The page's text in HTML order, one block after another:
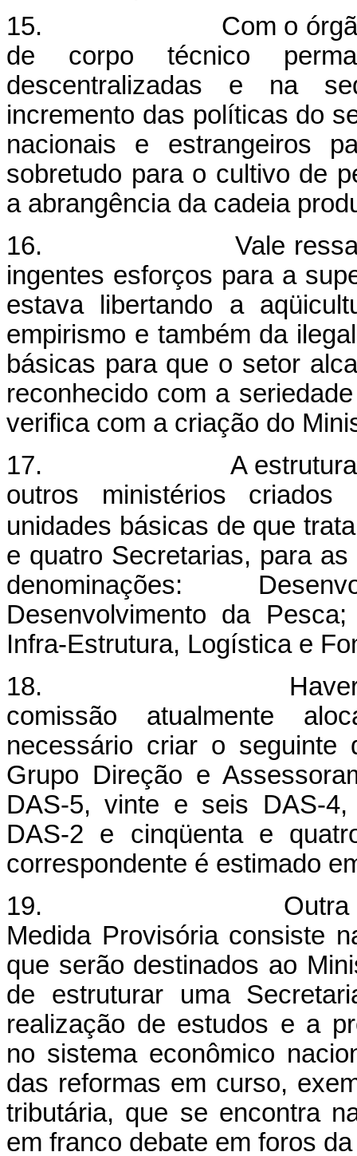
15. Com o órgão
de corpo técnico
descentralizadas e na
incremento das políticas do
nacionais e estrangeiros
sobretudo para o cultivo de
a abrangência da cadeia
16. Vale ressaltar,
ingentes esforços para a
estava libertando a
empirismo e também da
básicas para que o setor
reconhecido com a
verifica com a criação do
17. A estrutura do
outros ministérios criados
unidades básicas de que
e quatro Secretarias, para
denominações:
Desenvolvimento da
Infra-Estrutura, Logística e
18. Haverá o
comissão atualmente
necessário criar o seguinte
Grupo Direção e
DAS-5, vinte e seis DAS-
DAS-2 e cinqüenta e
correspondente é estimado
19. Outra
Medida Provisória consiste
que serão destinados ao
de estruturar uma
realização de estudos e a
no sistema econômico
das reformas em curso,
tributária, que se encontra
em franco debate em foros